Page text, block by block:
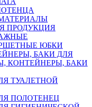
ПРОДУКЦИЯ
ЮБКИ
БАКИ ДЛЯ
КОНТЕЙНЕРЫ, БАКИ
ТУАЛЕТНОЙ
ПОЛОТЕНЕЦ